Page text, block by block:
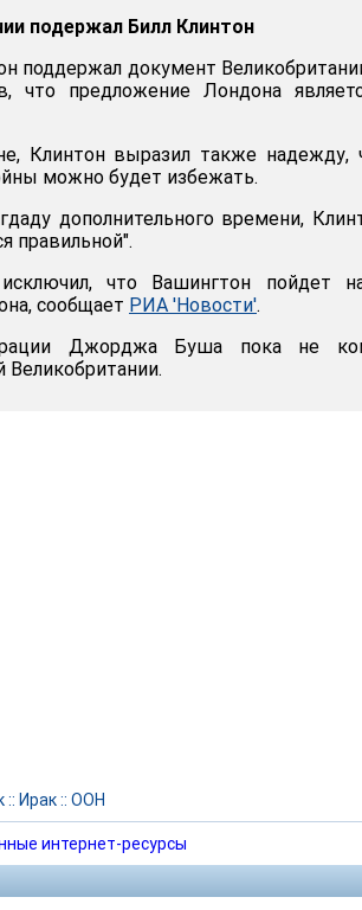
подержал Билл Клинтон
поддержал документ
что предложение Лондона
Клинтон выразил также надежду,
можно будет избежать.
дополнительного времени,
правильной".
что Вашингтон пойдет
сообщает РИА 'Новости'.
Джорджа Буша пока не
:: Ирак:: ООН
интернет-ресурсы